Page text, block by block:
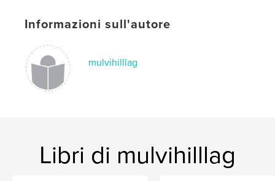
Parole chiave
Informazioni sull'autore
mulvihilllag
Libri di mulvihilllag